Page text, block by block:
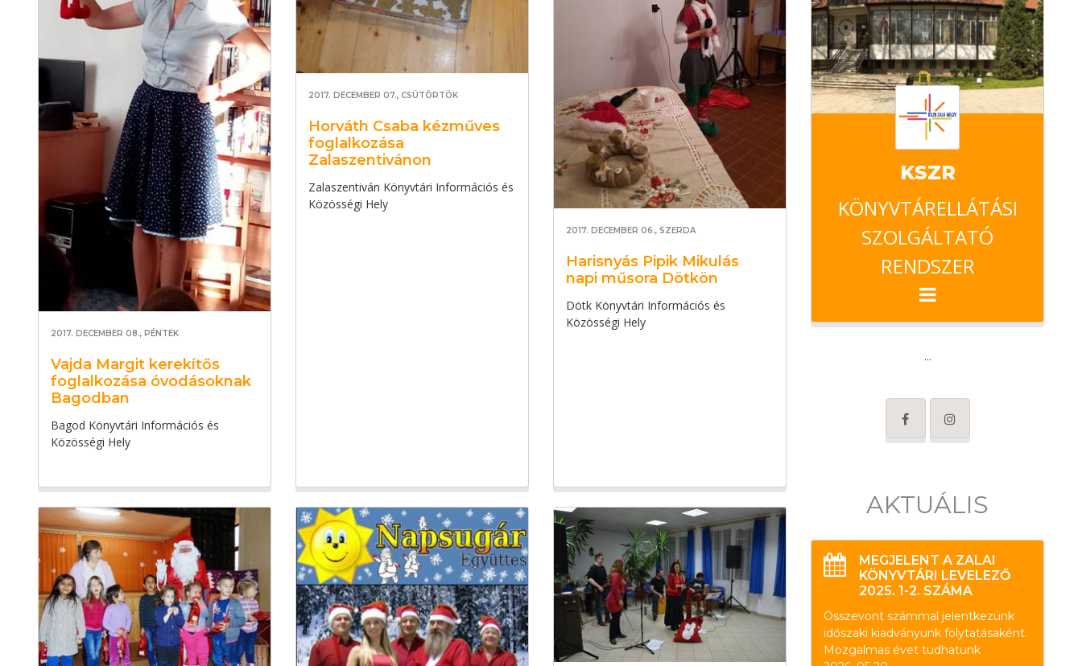
2017. DECEMBER 08., PÉNTEK
Vajda Margit kerekítős
foglalkozása óvodásoknak
Bagodban
Bagod Könyvtári Információs és
Közösségi Hely
2017. DECEMBER 07., CSÜTÖRTÖK
Horváth Csaba kézműves
foglalkozása
Zalaszentivánon
Zalaszentiván Könyvtári Információs és
Közösségi Hely
2017. DECEMBER 06., SZERDA
Harisnyás Pipik Mikulás
napi műsora Dötkön
Dötk Könyvtári Információs és
Közösségi Hely
KSZR
KÖNYVTÁRELLÁTÁSI
SZOLGÁLTATÓ
RENDSZER
...
AKTUÁLIS
MEGJELENT A ZALAI
KÖNYVTÁRI LEVELEZŐ
2025. 1-2. SZÁMA
Összevont számmal jelentkezünk
időszaki kiadványunk folytatásaként.
Mozgalmas évet tudhatunk